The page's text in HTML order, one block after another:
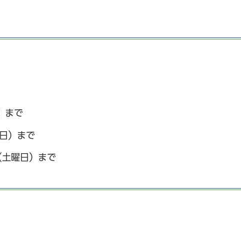
まで
）まで
曜日）まで